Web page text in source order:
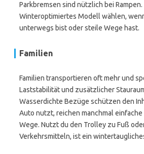
Parkbremsen sind nützlich bei Rampen.
Winteroptimiertes Modell wählen,
unterwegs bist oder steile Wege hast.
Familien
Familien transportieren oft mehr und
Laststabilität und zusätzlicher
Wasserdichte Bezüge schützen den
Auto nutzt, reichen manchmal
Wege. Nutzt du den Trolley zu Fuß
Verkehrsmitteln, ist ein